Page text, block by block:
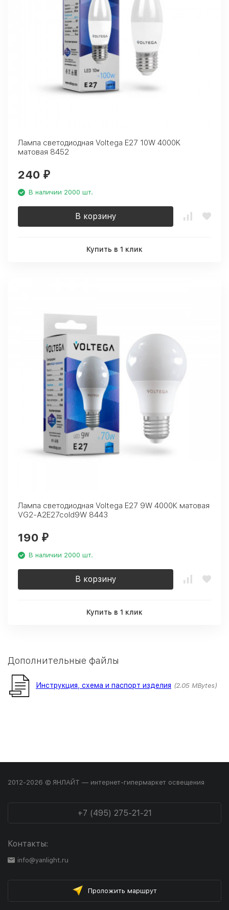
Лампа светодиодная Voltega E27 10W 4000K
матовая 8452
240 ₽
В наличии 2000 шт.
В корзину
Купить в 1 клик
Лампа светодиодная Voltega E27 9W 4000К матовая
VG2-A2E27cold9W 8443
190 ₽
В наличии 2000 шт.
В корзину
Купить в 1 клик
Дополнительные файлы
Инструкция, схема и паспорт изделия 2.05 MBytes
2012-2026 © ЯНЛАЙТ — интернет-гипермаркет освещения
+7 (495) 275-21-21
Контакты:
info@yanlight.ru
Проложить маршрут